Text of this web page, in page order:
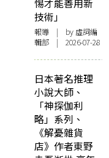
惕才能善用新
技術」
報導 | by 虛詞編
輯部 | 2026-07-28
日本著名推理
小說大師、
「神探伽利
略」系列、
《解憂雜貨
店》作者東野